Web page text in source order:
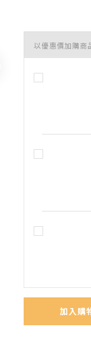
以優惠價加購商
加入購